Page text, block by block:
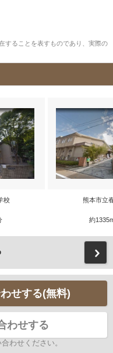
することを表すものであり、実際の
校 熊本市立
約
せする(無料)
わせする
わせください。